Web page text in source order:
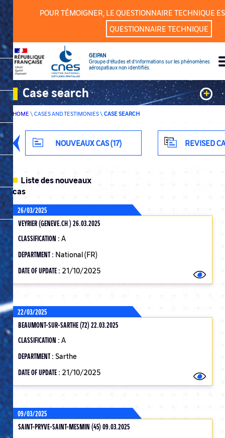
POUR TÉMOIGNER, LE QUESTIONNAIRE TECHNIQUE
QUESTIONNAIRE TECHNIQUE
GEIPAN
Groupe d’études et d’informations sur les phénomènes
aérospatiaux non identifiés.
Case search +
Keywords
Classification
ADVANCED SEARCH
NOUVEAUX CAS (17) REVISED
HOME \ CASES AND TESTIMONIES\ CASE SEARCH
Liste des nouveaux
cas
26/03/2025
VEYRIER (GENEVE.CH ) 26.03.2025
CLASSIFICATION : A
DEPARTMENT : National (FR)
DATE OF UPDATE : 21/10/2025
22/03/2025
BEAUMONT-SUR-SARTHE (72) 22.03.2025
CLASSIFICATION : A
DEPARTMENT : Sarthe
DATE OF UPDATE : 21/10/2025
09/03/2025
SAINT-PRYVE-SAINT-MESMIN (45) 09.03.2025